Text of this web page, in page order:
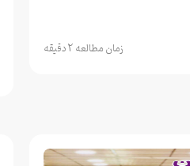
زمان مطالعه 2 دقیقه